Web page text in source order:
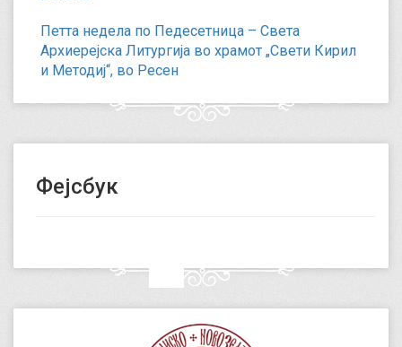
Петта недела по Педесетница – Света
Архиерејска Литургија во храмот „Свети Кирил
и Методиј“, во Ресен
Фејсбук